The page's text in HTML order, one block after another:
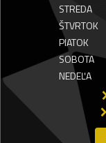
STREDA
ŠTVRTOK
PIATOK
SOBOTA
NEDEĽA